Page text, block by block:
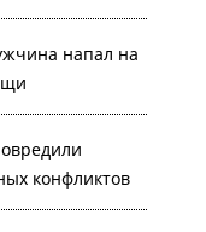
напал на
конфликтов